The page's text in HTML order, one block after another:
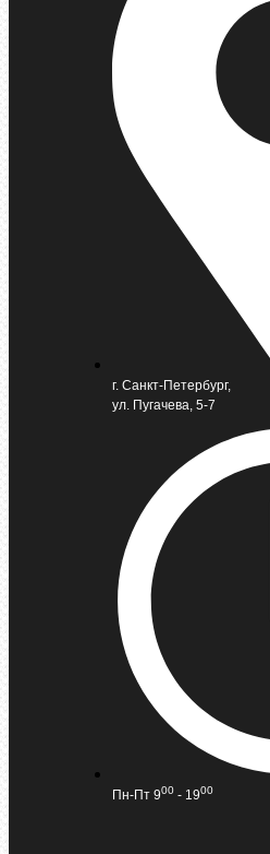
г. Санкт-Петербург,
ул. Пугачева, 5-7
Пн-Пт 900 - 1900